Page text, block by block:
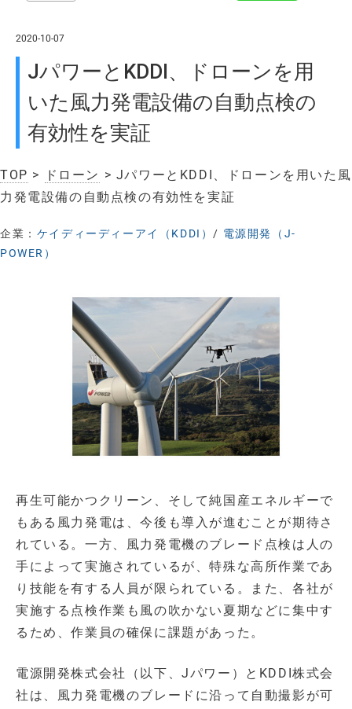
2020-10-07
JパワーとKDDI、ドローンを用
いた風力発電設備の自動点検の
有効性を実証
TOP > ドローン > JパワーとKDDI、ドローンを用いた風
力発電設備の自動点検の有効性を実証
企業： ケイディーディーアイ（KDDI）/ 電源開発（J-
POWER）
再生可能かつクリーン、そして純国産エネルギーで
もある風力発電は、今後も導入が進むことが期待さ
れている。一方、風力発電機のブレード点検は人の
手によって実施されているが、特殊な高所作業であ
り技能を有する人員が限られている。また、各社が
実施する点検作業も風の吹かない夏期などに集中す
るため、作業員の確保に課題があった。
電源開発株式会社（以下、Jパワー）とKDDI株式会
社は、風力発電機のブレードに沿って自動撮影が可